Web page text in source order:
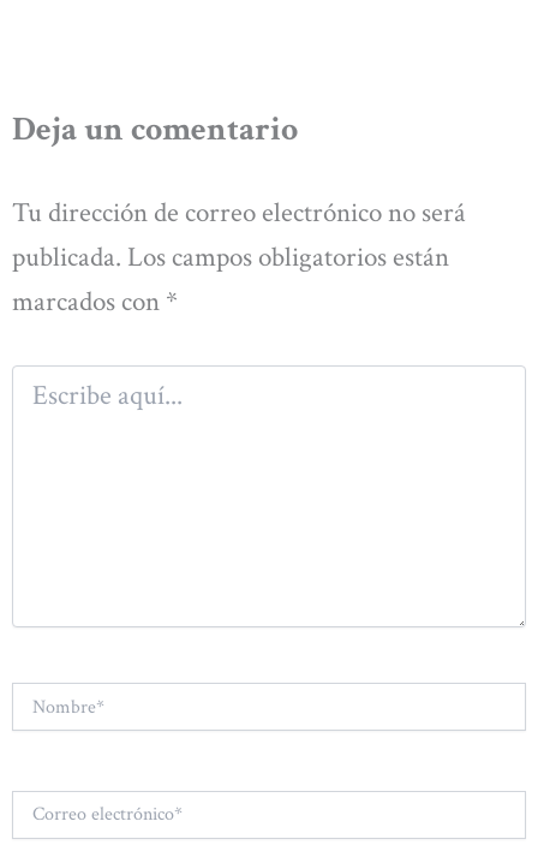
Deja un comentario
Tu dirección de correo electrónico no será
publicada. Los campos obligatorios están
marcados con *
Escribe
aquí...
Correo
electrónico*